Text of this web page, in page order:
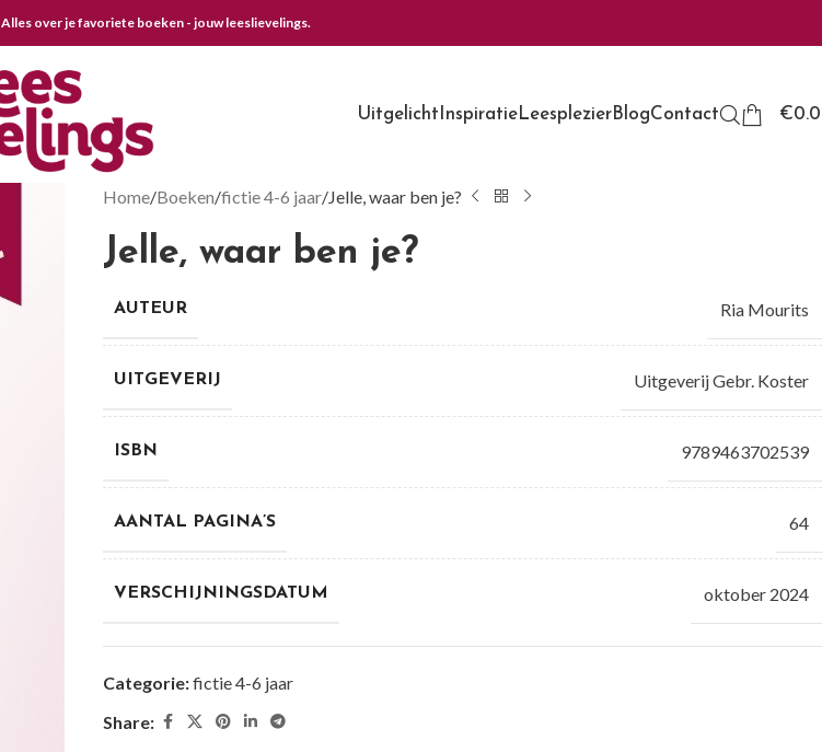
Alles over je favoriete boeken - jouw leeslievelings.
Uitgelicht InspiratieLeesplezierBlogContact €
Home Boeken fictie 4-6 jaar Jelle, waar ben je?
Jelle, waar ben je?
AUTEUR Ria Mourits
UITGEVERIJ Uitgeverij Gebr. Koster
ISBN 9789463702539
AANTAL PAGINA’S 64
VERSCHIJNINGSDATUM oktober 2024
Categorie:fictie 4-6 jaar
Share: